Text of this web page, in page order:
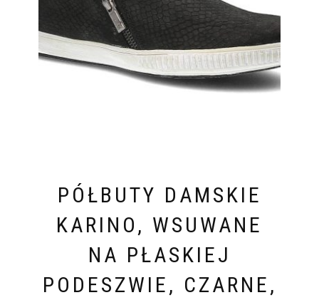
PÓŁBUTY DAMSKIE
KARINO, WSUWANE
NA PŁASKIEJ
PODESZWIE, CZARNE,